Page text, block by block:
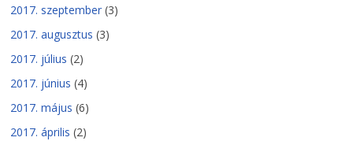
2017. szeptember (3)
2017. augusztus (3)
2017. július (2)
2017. június (4)
2017. május (6)
2017. április (2)